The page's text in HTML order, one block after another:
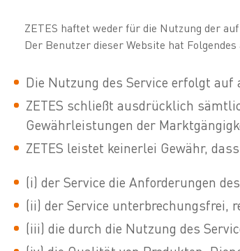
ZETES haftet weder für die Nutzung der
Der Benutzer dieser Website hat
Die Nutzung des Service erfolgt
ZETES schließt ausdrücklich
Gewährleistungen der
ZETES leistet keinerlei Gewähr, dass
(i) der Service die Anforderungen
(ii) der Service unterbrechungsfrei,
(iii) die durch die Nutzung des